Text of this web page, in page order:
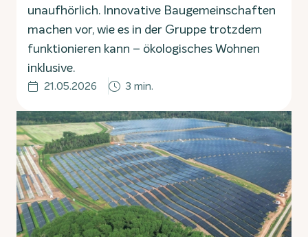
unaufhörlich. Innovative Baugemeinschaften
machen vor, wie es in der Gruppe trotzdem
funktionieren kann – ökologisches Wohnen
inklusive.
21.05.2026 3 min.